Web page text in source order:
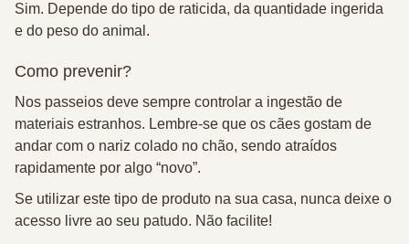
Sim. Depende do tipo de raticida, da quantidade ingerida
e do peso do animal.
Como prevenir?
Nos passeios deve sempre controlar a ingestão de
materiais estranhos. Lembre-se que os cães gostam de
andar com o nariz colado no chão, sendo atraídos
rapidamente por algo “novo”.
Se utilizar este tipo de produto na sua casa, nunca deixe o
acesso livre ao seu patudo. Não facilite!